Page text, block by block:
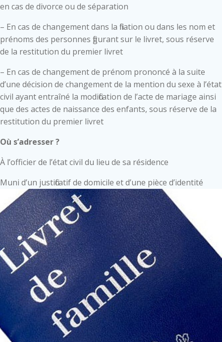
en cas de divorce ou de séparation
– En cas de changement dans la filiation ou dans les nom et
prénoms des personnes figurant sur le livret, sous réserve
de la restitution du premier livret
– En cas de changement de prénom prononcé à la suite
d’une décision de changement de la mention du sexe à l’état
civil ayant entraîné la modification de l’acte de mariage ainsi
que des actes de naissance des enfants, sous réserve de la
restitution du premier livret
Où s’adresser ?
À l’officier de l’état civil du lieu de sa résidence
Muni d’un justificatif de domicile et d’une pièce d’identité